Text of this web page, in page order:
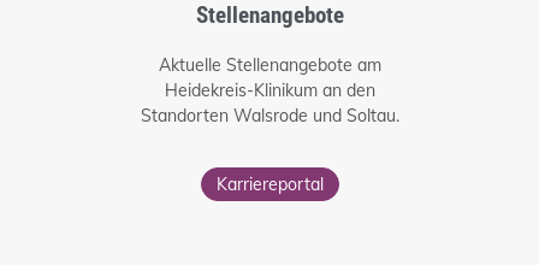
Stellenangebote
Aktuelle Stellenangebote am
Heidekreis-Klinikum an den
Standorten Walsrode und Soltau.
Karriereportal